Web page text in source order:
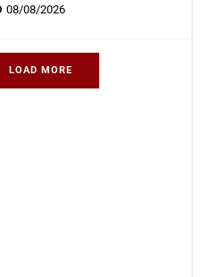
08/08/2026
LOAD MORE